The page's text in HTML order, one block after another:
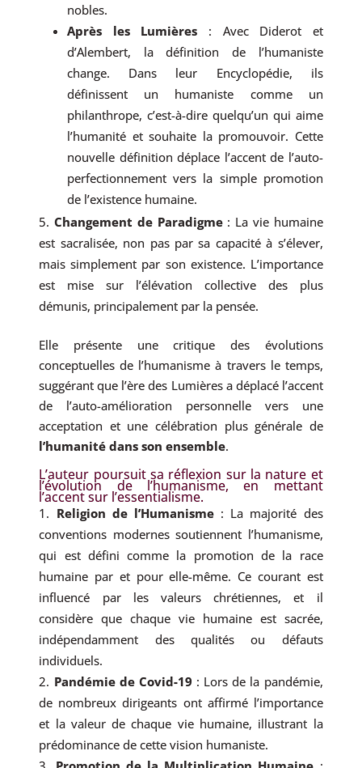
nobles.
Après les Lumières : Avec Diderot et
d’Alembert, la définition de l’humaniste
change. Dans leur Encyclopédie, ils
définissent un humaniste comme un
philanthrope, c’est-à-dire quelqu’un qui aime
l’humanité et souhaite la promouvoir. Cette
nouvelle définition déplace l’accent de l’auto-
perfectionnement vers la simple promotion
de l’existence humaine.
Changement de Paradigme: La vie humaine
est sacralisée, non pas par sa capacité à s’élever,
mais simplement par son existence. L’importance
est mise sur l’élévation collective des plus
démunis, principalement par la pensée.
Elle présente une critique des évolutions
conceptuelles de l’humanisme à travers le temps,
suggérant que l’ère des Lumières a déplacé l’accent
de l’auto-amélioration personnelle vers une
acceptation et une célébration plus générale de
l’humanité dans son ensemble.
L’auteur poursuit sa réflexion sur la nature et
l’évolution de l’humanisme, en mettant
l’accent sur l’essentialisme.
Religion de l’Humanisme: La majorité des
conventions modernes soutiennent l’humanisme,
qui est défini comme la promotion de la race
humaine par et pour elle-même. Ce courant est
influencé par les valeurs chrétiennes, et il
considère que chaque vie humaine est sacrée,
indépendamment des qualités ou défauts
individuels.
Pandémie de Covid-19: Lors de la pandémie,
de nombreux dirigeants ont affirmé l’importance
et la valeur de chaque vie humaine, illustrant la
prédominance de cette vision humaniste.